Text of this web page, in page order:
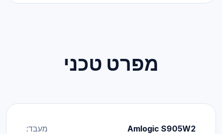
מפרט טכני
מעבד:
Amlogic S905W2